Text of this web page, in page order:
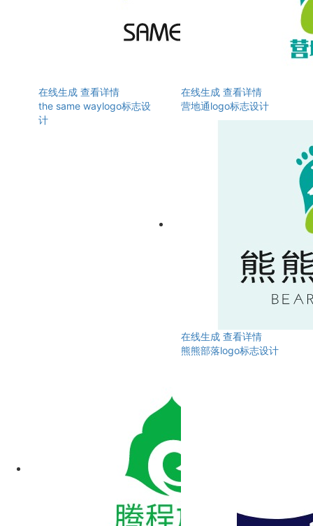
在线生成 查看详情
the same waylogo标志设
计
在线生成 查看详情
营地通logo标志设计
在线生成 查看详情
熊熊部落logo标志设计